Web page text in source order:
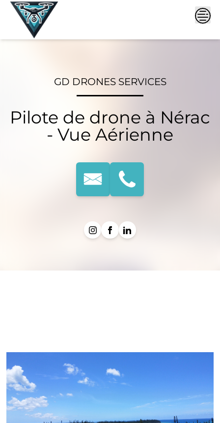
Skip
GD DRONES SERVICES
Pilote de drone à Nérac
- Vue Aérienne